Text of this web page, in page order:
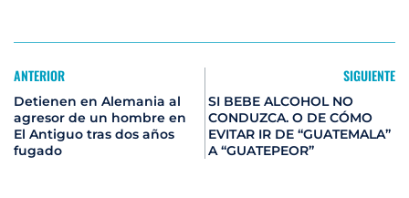
ANTERIOR SIGUIENTE
Detienen en Alemania al
agresor de un hombre en
El Antiguo tras dos años
fugado
SI BEBE ALCOHOL NO
CONDUZCA. O DE CÓMO
EVITAR IR DE “GUATEMALA”
A “GUATEPEOR”